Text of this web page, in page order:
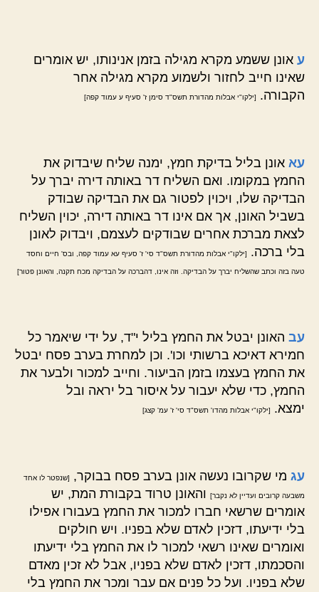
ע אונן ששמע מקרא מגילה בזמן אנינותו, יש אומרים
שאינו חייב לחזור ולשמוע מקרא מגילה אחר
הקבורה.
[ילקו"י אבלות מהדורת תשס"ד סימן ז' סעיף ע עמוד קפה]
עא אונן בליל בדיקת חמץ, ימנה שליח שיבדוק את
החמץ במקומו. ואם השליח דר באותה דירה יברך על
הבדיקה שלו, ויכוין לפטור גם את הבדיקה שבודק
בשביל האונן, אך אם אינו דר באותה דירה, יכוין השליח
לצאת מברכת אחרים שבודקים לעצמם, ויבדוק לאונן
בלי ברכה.
[ילקו"י אבלות מהדורת תשס"ד סי' ז' סעיף עא עמוד קפה, ובס' חיים וחסד
טעה בזה וכתב שהשליח יברך על הבדיקה. וזה אינו, דהברכה על הבדיקה מכח תקנה, והאונן פטור]
עב האונן יבטל את החמץ בליל י"ד, על ידי שיאמר כל
חמירא דאיכא ברשותי וכו'. וכן למחרת בערב פסח יבטל
את החמץ בעצמו בזמן הביעור. וחייב למכור ולבער את
החמץ, כדי שלא יעבור על איסור בל יראה ובל
ימצא.
[ילקו"י אבלות מהדו' תשס"ד סי' ז' עמ' קצג]
עג מי שקרובו נעשה אונן בערב פסח בבוקר, [שנפטר לו אחד
משבעה קרובים ועדיין לא נקבר] והאונן טרוד בקבורת המת, יש
אומרים שרשאי חברו למכור את החמץ בעבורו אפילו
בלי ידיעתו, דזכין לאדם שלא בפניו. ויש חולקים
ואומרים שאינו רשאי למכור לו את החמץ בלי ידיעתו
והסכמתו, דזכין לאדם שלא בפניו, אבל לא זכין מאדם
שלא בפניו. ועל כל פנים אם עבר ומכר את החמץ בלי